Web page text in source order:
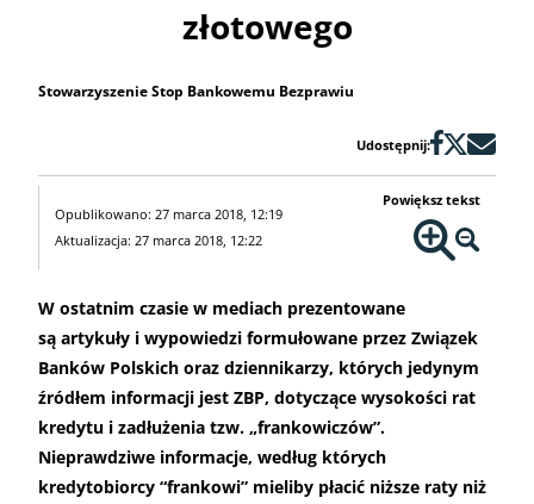
złotowego
Stowarzyszenie Stop Bankowemu Bezprawiu
Udostępnij:
Opublikowano: 27 marca 2018, 12:19
Aktualizacja: 27 marca 2018, 12:22
Powiększ tekst
W ostatnim czasie w mediach prezentowane
są artykuły i wypowiedzi formułowane przez Związek
Banków Polskich oraz dziennikarzy, których jedynym
źródłem informacji jest ZBP, dotyczące wysokości rat
kredytu i zadłużenia tzw. „frankowiczów”.
Nieprawdziwe informacje, według których
kredytobiorcy “frankowi” mieliby płacić niższe raty niż